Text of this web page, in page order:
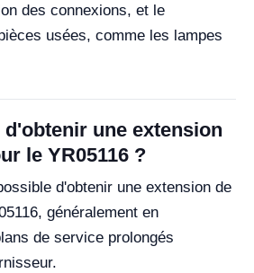
des connexions, et le
usées, comme les lampes
une extension
le YR05116 ?
d'obtenir une extension de
généralement en
de service prolongés